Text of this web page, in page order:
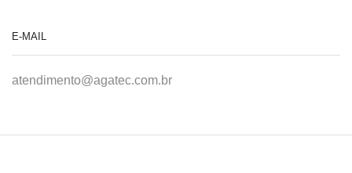
E-MAIL
atendimento@agatec.com.br